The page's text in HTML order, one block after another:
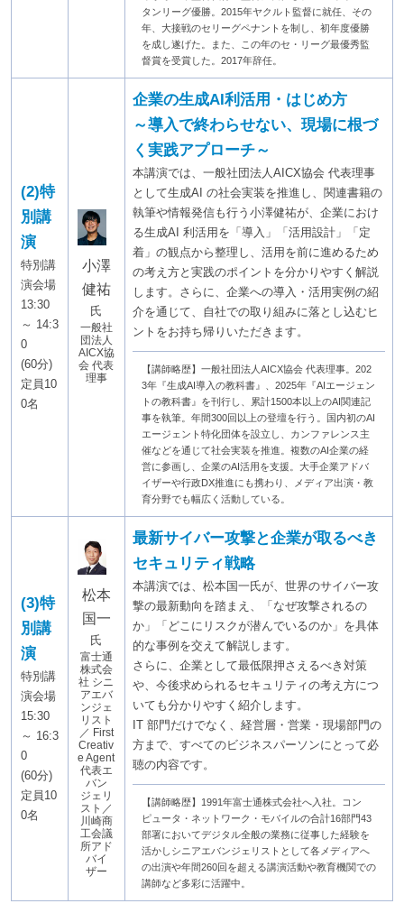
タンリーグ優勝。2015年ヤクルト監督に就任、その
年、大接戦のセリーグペナントを制し、初年度優勝
を成し遂げた。また、この年のセ・リーグ最優秀監
督賞を受賞した。2017年辞任。
(2)特
別講
演
特別講
演会場
13:30
～ 14:3
0
(60分)
定員10
0名
小澤
健祐
氏
一般社
団法人
AICX協
会 代表
理事
企業の生成AI利活用・はじめ方
～導入で終わらせない、現場に根づ
く実践アプローチ～
本講演では、一般社団法人AICX協会 代表理事
として生成AI の社会実装を推進し、関連書籍の
執筆や情報発信も行う小澤健祐が、企業におけ
る生成AI 利活用を「導入」「活用設計」「定
着」の観点から整理し、活用を前に進めるため
の考え方と実践のポイントを分かりやすく解説
します。さらに、企業への導入・活用実例の紹
介を通じて、自社での取り組みに落とし込むヒ
ントをお持ち帰りいただきます。
【講師略歴】一般社団法人AICX協会 代表理事。202
3年『生成AI導入の教科書』、2025年『AIエージェン
トの教科書』を刊行し、累計1500本以上のAI関連記
事を執筆。年間300回以上の登壇を行う。国内初のAI
エージェント特化団体を設立し、カンファレンス主
催などを通じて社会実装を推進。複数のAI企業の経
営に参画し、企業のAI活用を支援。大手企業アドバ
イザーや行政DX推進にも携わり、メディア出演・教
育分野でも幅広く活動している。
(3)特
別講
演
特別講
演会場
15:30
～ 16:3
0
(60分)
定員10
0名
松本
国一
氏
富士通
株式会
社 シニ
アエバ
ンジェ
リスト
／ First
Creativ
e Agent
代表エ
バン
ジェリ
スト／
川崎商
工会議
所アド
バイ
ザー
最新サイバー攻撃と企業が取るべき
セキュリティ戦略
本講演では、松本国一氏が、世界のサイバー攻
撃の最新動向を踏まえ、「なぜ攻撃されるの
か」「どこにリスクが潜んでいるのか」を具体
的な事例を交えて解説します。
さらに、企業として最低限押さえるべき対策
や、今後求められるセキュリティの考え方につ
いても分かりやすく紹介します。
IT 部門だけでなく、経営層・営業・現場部門の
方まで、すべてのビジネスパーソンにとって必
聴の内容です。
【講師略歴】1991年富士通株式会社へ入社。コン
ピュータ・ネットワーク・モバイルの合計16部門43
部署においてデジタル全般の業務に従事した経験を
活かしシニアエバンジェリストとして各メディアへ
の出演や年間260回を超える講演活動や教育機関での
講師など多彩に活躍中。